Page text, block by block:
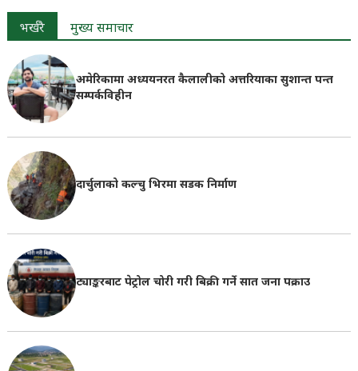
भर्खरै मुख्य समाचार
अमेरिकामा अध्ययनरत कैलालीको अत्तरियाका सुशान्त पन्त
सम्पर्कविहीन
दार्चुलाको कल्चु भिरमा सडक निर्माण
ट्याङ्करबाट पेट्रोल चोरी गरी बिक्री गर्ने सात जना पक्राउ